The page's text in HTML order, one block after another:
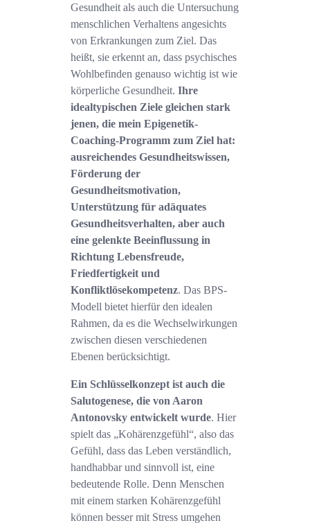
Gesundheit als auch die Untersuchung
menschlichen Verhaltens angesichts
von Erkrankungen zum Ziel. Das
heißt, sie erkennt an, dass psychisches
Wohlbefinden genauso wichtig ist wie
körperliche Gesundheit. Ihre
idealtypischen Ziele gleichen stark
jenen, die mein Epigenetik-
Coaching-Programm zum Ziel hat:
ausreichendes Gesundheitswissen,
Förderung der
Gesundheitsmotivation,
Unterstützung für adäquates
Gesundheitsverhalten, aber auch
eine gelenkte Beeinflussung in
Richtung Lebensfreude,
Friedfertigkeit und
Konfliktlösekompetenz. Das BPS-
Modell bietet hierfür den idealen
Rahmen, da es die Wechselwirkungen
zwischen diesen verschiedenen
Ebenen berücksichtigt.
Ein Schlüsselkonzept ist auch die
Salutogenese, die von Aaron
Antonovsky entwickelt wurde. Hier
spielt das „Kohärenzgefühl“, also das
Gefühl, dass das Leben verständlich,
handhabbar und sinnvoll ist, eine
bedeutende Rolle. Denn Menschen
mit einem starken Kohärenzgefühl
können besser mit Stress umgehen